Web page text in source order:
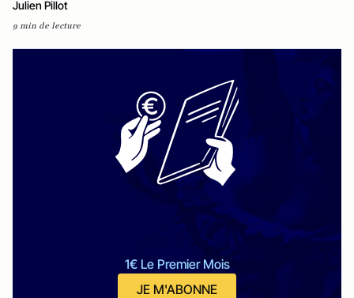
Julien Pillot
9 min de lecture
1€ Le Premier Mois
JE M'ABONNE